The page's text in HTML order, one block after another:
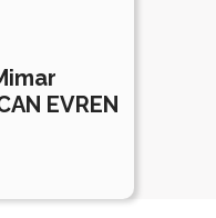
EVREN